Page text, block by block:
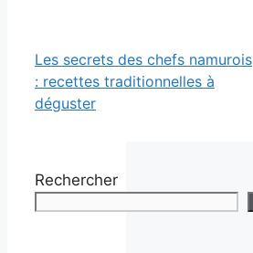
Les secrets des chefs namurois
: recettes traditionnelles à
déguster
Rechercher